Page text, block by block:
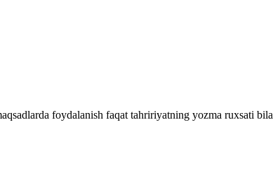
foydalanish faqat tahririyatning yozma ruxsati